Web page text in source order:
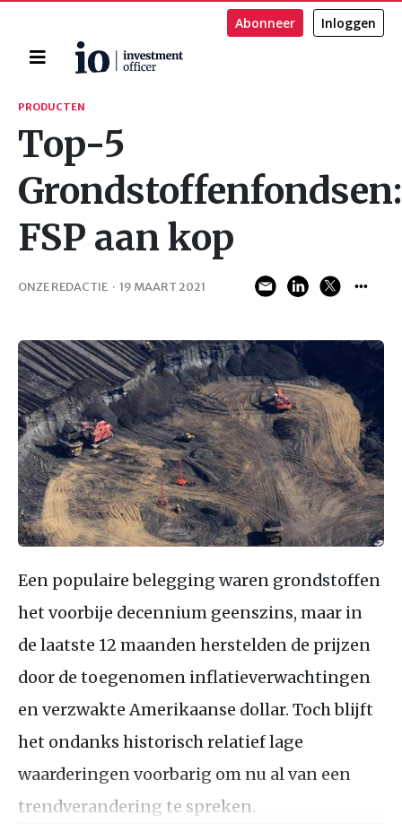
Home
Abonneer Inloggen
Zoeken
PRODUCTEN
Top-5
Grondstoffenfondsen:
FSP aan kop
ONZE REDACTIE · 19 MAART 2021
Een populaire belegging waren grondstoffen
het voorbije decennium geenszins, maar in
de laatste 12 maanden herstelden de prijzen
door de toegenomen inflatieverwachtingen
en verzwakte Amerikaanse dollar. Toch blijft
het ondanks historisch relatief lage
waarderingen voorbarig om nu al van een
trendverandering te spreken.